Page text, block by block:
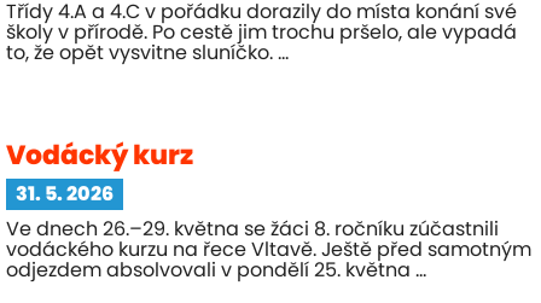
Třídy 4.A a 4.C v pořádku dorazily do místa konání své
školy v přírodě. Po cestě jim trochu pršelo, ale vypadá
to, že opět vysvitne sluníčko. ...
Vodácký kurz
31. 5. 2026
Ve dnech 26.–29. května se žáci 8. ročníku zúčastnili
vodáckého kurzu na řece Vltavě. Ještě před samotným
odjezdem absolvovali v pondělí 25. května ...